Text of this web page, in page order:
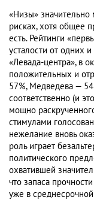
«Низы»
рисках, хотя общее
есть. Рейтинги
усталости от одних
«Левада-центра», в
положительных и
57%, Медведева —
соответственно (и
мощно
стимулами
нежелание вновь
роль играет
политического
охватившей
что запаса
уже в